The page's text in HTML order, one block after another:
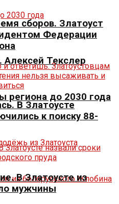
Алексей Текслер
региона до 2030 года
сборов. Златоуст
Федерации
В Златоусте
к поиску 88-
В Златоусте из
мужчины